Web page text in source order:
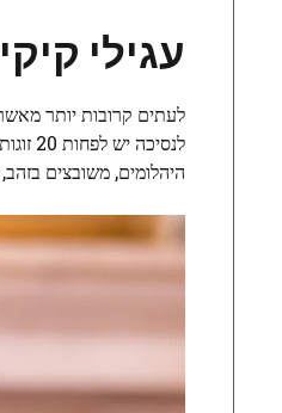
עגילי
לעתים קרובות יותר
היהלומים, משובצים